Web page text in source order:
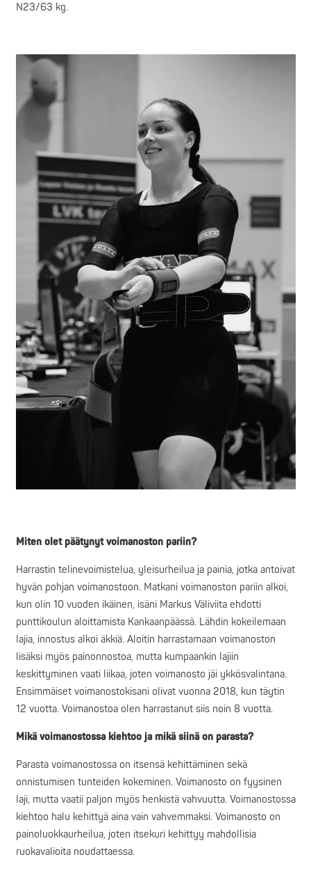
N23/63 kg.
Miten olet päätynyt voimanoston pariin?
Harrastin telinevoimistelua, yleisurheilua ja painia, jotka antoivat
hyvän pohjan voimanostoon. Matkani voimanoston pariin alkoi,
kun olin 10 vuoden ikäinen, isäni Markus Väliviita ehdotti
punttikoulun aloittamista Kankaanpäässä. Lähdin kokeilemaan
lajia, innostus alkoi äkkiä. Aloitin harrastamaan voimanoston
lisäksi myös painonnostoa, mutta kumpaankin lajiin
keskittyminen vaati liikaa, joten voimanosto jäi ykkösvalintana.
Ensimmäiset voimanostokisani olivat vuonna 2018, kun täytin
12 vuotta. Voimanostoa olen harrastanut siis noin 8 vuotta.
Mikä voimanostossa kiehtoo ja mikä siinä on parasta?
Parasta voimanostossa on itsensä kehittäminen sekä
onnistumisen tunteiden kokeminen. Voimanosto on fyysinen
laji, mutta vaatii paljon myös henkistä vahvuutta. Voimanostossa
kiehtoo halu kehittyä aina vain vahvemmaksi. Voimanosto on
painoluokkaurheilua, joten itsekuri kehittyy mahdollisia
ruokavalioita noudattaessa.